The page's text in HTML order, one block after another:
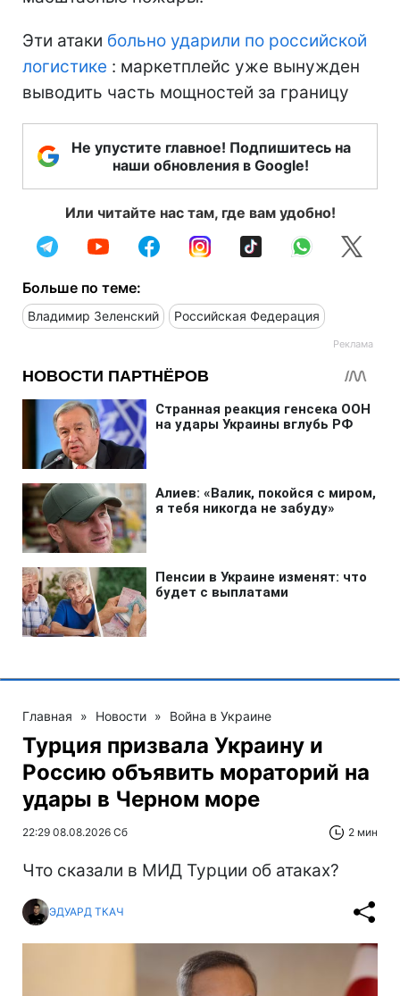
Эти атаки больно ударили по российской
логистике : маркетплейс уже вынужден
выводить часть мощностей за границу
Не упустите главное! Подпишитесь на
наши обновления в Google!
Или читайте нас там, где вам удобно!
Больше по теме:
Владимир Зеленский Российская Федерация
Главная » Новости » Война в Украине
Турция призвала Украину и
Россию объявить мораторий на
удары в Черном море
22:29 08.08.2026 Сб 2 мин
Что сказали в МИД Турции об атаках?
ЭДУАРД ТКАЧ